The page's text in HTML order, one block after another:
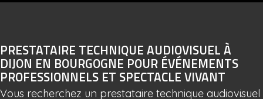
PRESTATAIRE TECHNIQUE AUDIOVISUEL À
DIJON EN BOURGOGNE POUR ÉVÉNEMENTS
PROFESSIONNELS ET SPECTACLE VIVANT
Vous recherchez un prestataire technique audiovisuel